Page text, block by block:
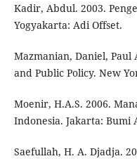
Kadir, Abdul. 2003.
Yogyakarta: Adi Offset.
Mazmanian, Daniel,
and Public Policy. New
Moenir, H.A.S. 2006.
Indonesia. Jakarta: Bumi
Saefullah, H. A. Djadja.